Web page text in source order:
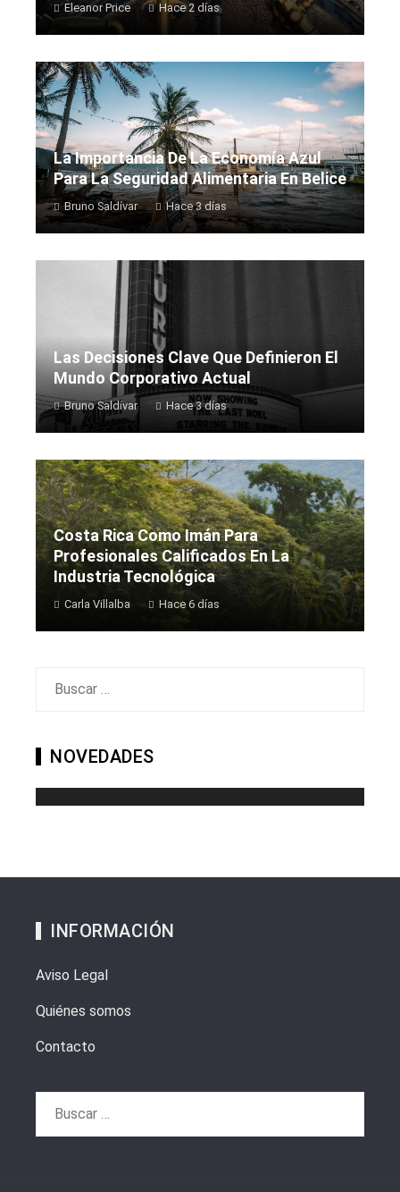
Eleanor Price Hace 2 días
La Importancia De La Economía Azul
Para La Seguridad Alimentaria En Belice
Bruno Saldívar Hace 3 días
Las Decisiones Clave Que Definieron El
Mundo Corporativo Actual
Bruno Saldívar Hace 3 días
Costa Rica Como Imán Para
Profesionales Calificados En La
Industria Tecnológica
Carla Villalba Hace 6 días
NOVEDADES
INFORMACIÓN
Aviso Legal
Quiénes somos
Contacto